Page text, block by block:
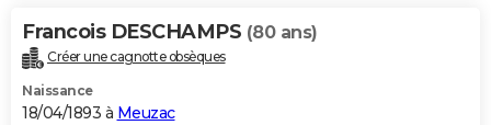
Francois DESCHAMPS (80 ans)
Créer une cagnotte obsèques
Naissance
18/04/1893 à Meuzac